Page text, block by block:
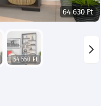
64 630 Ft
54 550 Ft